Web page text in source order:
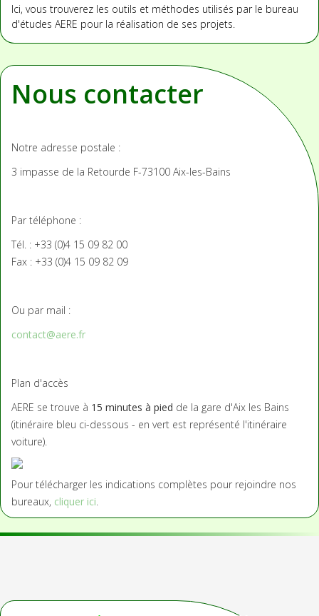
Ici, vous trouverez les outils et méthodes utilisés par le bureau
d'études AERE pour la réalisation de ses projets.
Nous contacter
Notre adresse postale :
3 impasse de la Retourde F-73100 Aix-les-Bains
Par téléphone :
Tél. : +33 (0)4 15 09 82 00
Fax : +33 (0)4 15 09 82 09
Ou par mail :
contact@aere.fr
Plan d'accès
AERE se trouve à 15 minutes à pied de la gare d'Aix les Bains
(itinéraire bleu ci-dessous - en vert est représenté l'itinéraire
voiture).
Pour télécharger les indications complètes pour rejoindre nos
bureaux, cliquer ici.